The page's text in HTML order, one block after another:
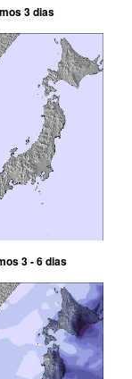
3 dias
3 - 6 dias